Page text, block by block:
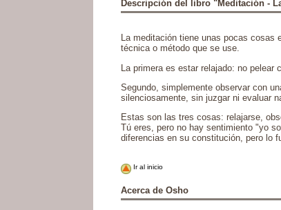
Descripción del libro "Meditación -
La meditación tiene unas pocas
técnica o método que se use.
La primera es estar relajado: no pelear
Segundo, simplemente observar con
silenciosamente, sin juzgar ni evaluar
Estas son las tres cosas: relajarse,
Tú eres, pero no hay sentimiento "yo
diferencias en su constitución, pero lo
Ir al inicio
Acerca de Osho